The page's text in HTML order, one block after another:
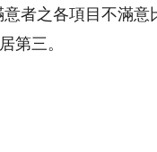
者之各項目不滿意
第三。